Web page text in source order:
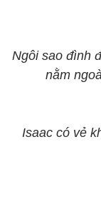
Ngôi sao đình
nằm
Isaac có vẻ